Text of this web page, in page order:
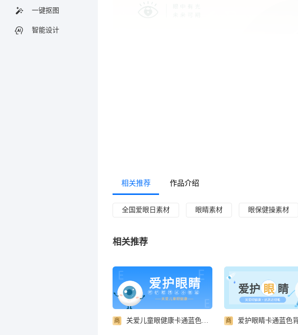
一键抠图
智能设计
相关推荐 作品介绍
全国爱眼日素材 眼睛素材 眼保健操素材
相关推荐
商 商